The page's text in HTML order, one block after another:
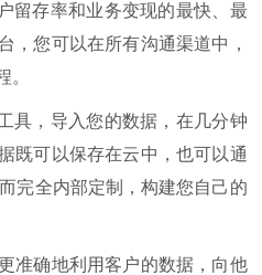
存率和业务变现的最快、最
，您可以在所有沟通渠道中，
。
，导入您的数据，在几分钟
既可以保存在云中，也可以通
完全内部定制，构建您自己的
确地利用客户的数据，向他